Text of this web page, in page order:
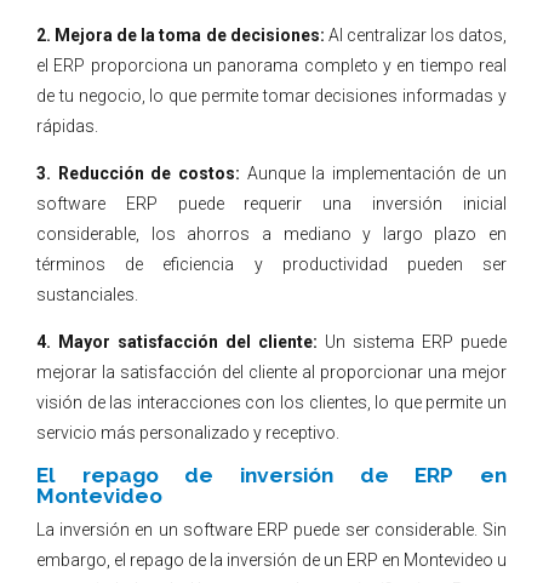
2. Mejora de la toma de decisiones: Al centralizar los datos,
el ERP proporciona un panorama completo y en tiempo real
de tu negocio, lo que permite tomar decisiones informadas y
rápidas.
3. Reducción de costos: Aunque la implementación de un
software ERP puede requerir una inversión inicial
considerable, los ahorros a mediano y largo plazo en
términos de eficiencia y productividad pueden ser
sustanciales.
4. Mayor satisfacción del cliente: Un sistema ERP puede
mejorar la satisfacción del cliente al proporcionar una mejor
visión de las interacciones con los clientes, lo que permite un
servicio más personalizado y receptivo.
El repago de inversión de ERP en
Montevideo
La inversión en un software ERP puede ser considerable. Sin
embargo, el repago de la inversión de un ERP en Montevideo u